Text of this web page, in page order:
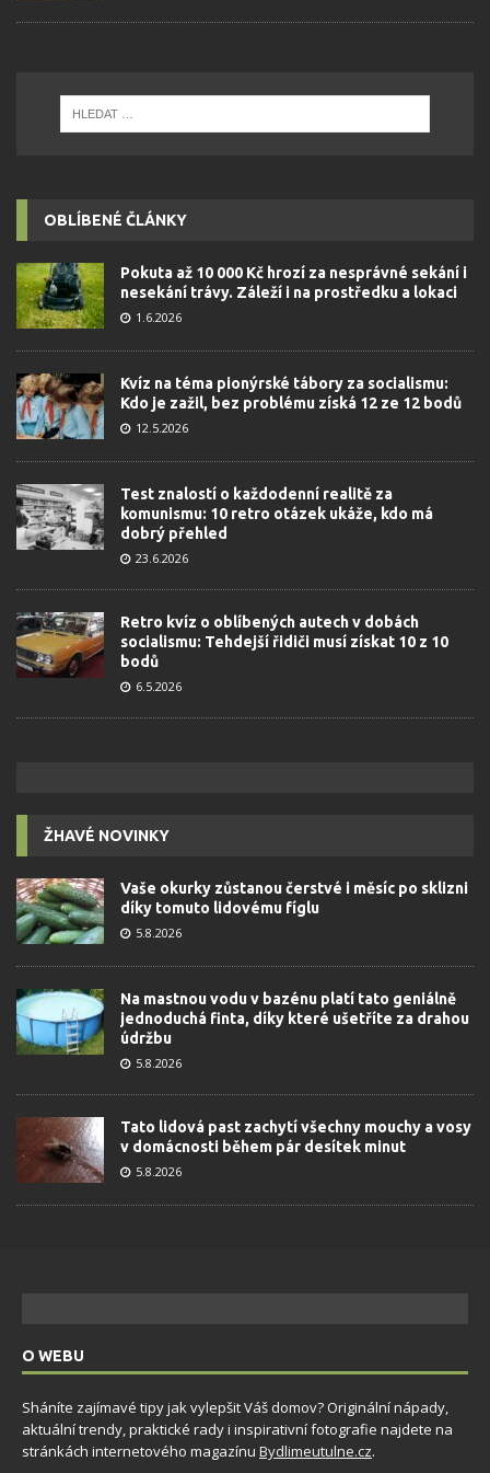
OBLÍBENÉ ČLÁNKY
Pokuta až 10 000 Kč hrozí za nesprávné sekání i
nesekání trávy. Záleží i na prostředku a lokaci
1.6.2026
Kvíz na téma pionýrské tábory za socialismu:
Kdo je zažil, bez problému získá 12 ze 12 bodů
12.5.2026
Test znalostí o každodenní realitě za
komunismu: 10 retro otázek ukáže, kdo má
dobrý přehled
23.6.2026
Retro kvíz o oblíbených autech v dobách
socialismu: Tehdejší řidiči musí získat 10 z 10
bodů
6.5.2026
ŽHAVÉ NOVINKY
Vaše okurky zůstanou čerstvé i měsíc po sklizni
díky tomuto lidovému fíglu
5.8.2026
Na mastnou vodu v bazénu platí tato geniálně
jednoduchá finta, díky které ušetříte za drahou
údržbu
5.8.2026
Tato lidová past zachytí všechny mouchy a vosy
v domácnosti během pár desítek minut
5.8.2026
O WEBU
Sháníte zajímavé tipy jak vylepšit Váš domov? Originální nápady,
aktuální trendy, praktické rady i inspirativní fotografie najdete na
stránkách internetového magazínu Bydlimeutulne.cz.